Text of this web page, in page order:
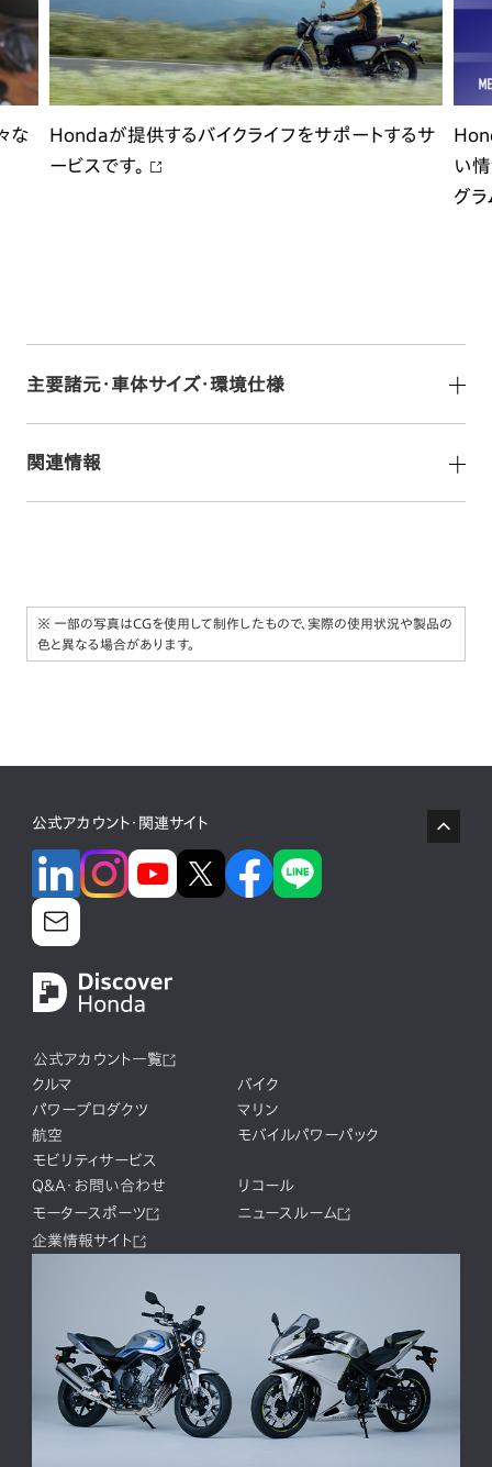
な
Hondaが提供するバイクライフをサポートするサ
ービスです。
い
グラ
主要諸元・車体サイズ・環境仕様
関連情報
※ 一部の写真はCGを使用して制作したもので、実際の使用状況や製品の
色と異なる場合があります。
公式アカウント・関連サイト
公式アカウント一覧
クルマ
バイク
パワープロダクツ
マリン
航空
モバイルパワーパック
モビリティサービス
Q&A・お問い合わせ
リコール
モータースポーツ
ニュースルーム
企業情報サイト